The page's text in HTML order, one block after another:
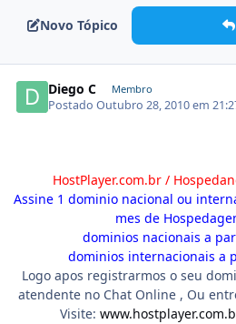
Novo Tópico
Diego C Membro
PostadoOutubro 28, 2010 em
HostPlayer.com.br /
Assine 1 dominio nacional ou
mes de
dominios nacionais a
dominios internacionais a
Logo apos registrarmos o seu
atendente no Chat Online , Ou
Visite: